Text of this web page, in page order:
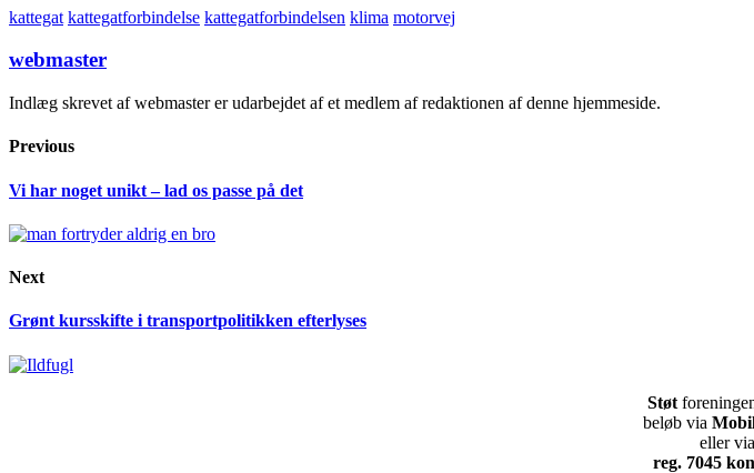
kattegat kattegatforbindelse kattegatforbindelsen klima motorvej
webmaster
Indlæg skrevet af webmaster er udarbejdet af et medlem af redaktionen af denne hjemmeside.
Previous
Vi har noget unikt – lad os passe på det
Next
Grønt kursskifte i transportpolitikken efterlyses
Støt
beløb via
eller
reg. 7045